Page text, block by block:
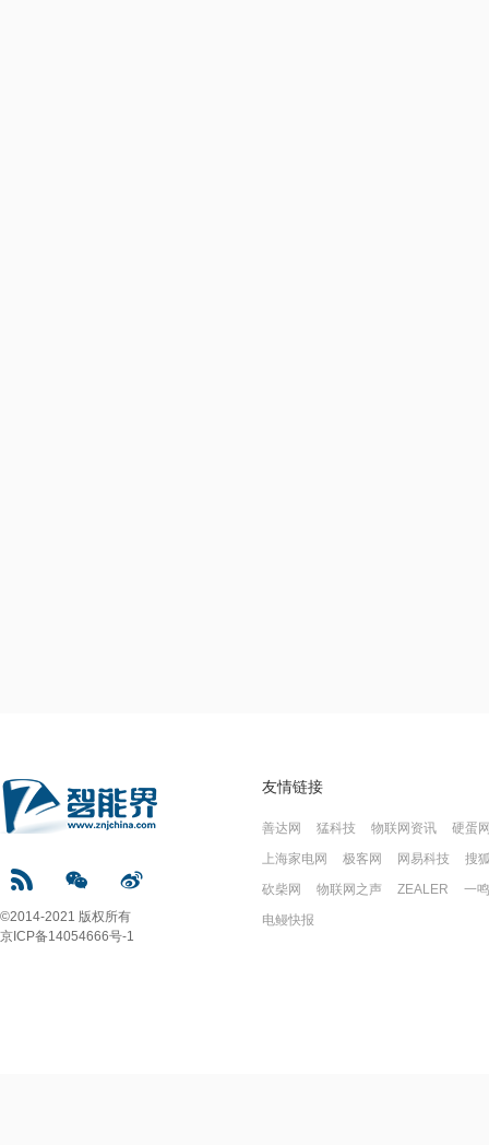
©2014-2021 版权所有
京ICP备14054666号-1
友情链接
善达网 猛科技 物联网资讯
硬蛋
上海家电网
极客网 网易科技
搜
砍柴网
物联网之声 ZEALER
一
电鳗快报